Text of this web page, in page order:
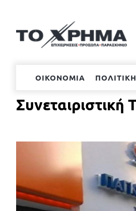
περιεχόμενο
ΟΙΚΟΝΟΜΙΑ ΠΟΛΙΤΙΚΗ